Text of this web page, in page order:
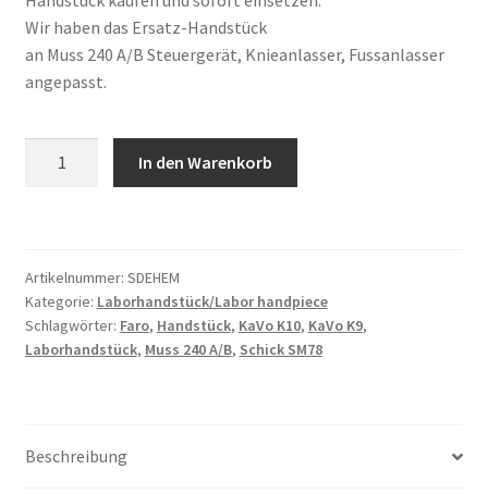
Wir haben das Ersatz-Handstück
an Muss 240 A/B Steuergerät, Knieanlasser, Fussanlasser
angepasst.
240
A/B
Knieanlasser,
Menge
In den Warenkorb
Artikelnummer: SDEHEM
Kategorie: Laborhandstück/Labor handpiece
Schlagwörter: Faro, Handstück, KaVo K10, KaVo K9,
Laborhandstück, Muss 240 A/B, Schick SM78
Beschreibung